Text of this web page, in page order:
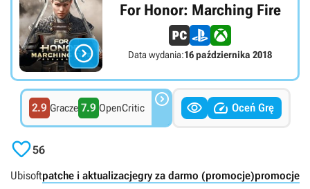

For Honor: Marching Fire
Data wydania:16 października 2018
2.9 Gracze 7.9 OpenCritic    Oceń Grę
56
Ubisoftpatche i aktualizacjegry za darmo (promocje)promocje